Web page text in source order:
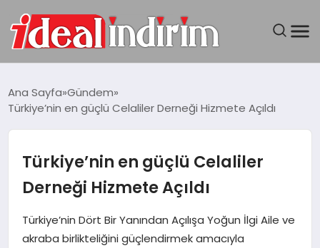
BILGISAYAR
DÜNYA
SEYAHAT
TEKNOLOJI
Ana Sayfa Gündem
Türkiye’nin en güçlü Celaliler Derneği Hizmete Açıldı
Türkiye’nin en güçlü Celaliler
Derneği Hizmete Açıldı
Türkiye’nin Dört Bir Yanından Açılışa Yoğun İlgi Aile ve
akraba birlikteliğini güçlendirmek amacıyla